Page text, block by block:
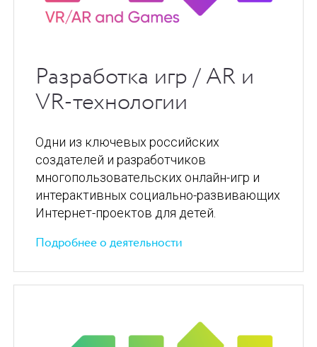
Разработка игр / AR и
VR-технологии
Одни из ключевых российских
создателей и разработчиков
многопользовательских онлайн-игр и
интерактивных социально-развивающих
Интернет-проектов для детей.
Подробнее о деятельности